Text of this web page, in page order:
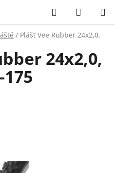
Hledat
KOŠÍK
/ Plášť Vee Rubber 24x2,0,
24x2,0,